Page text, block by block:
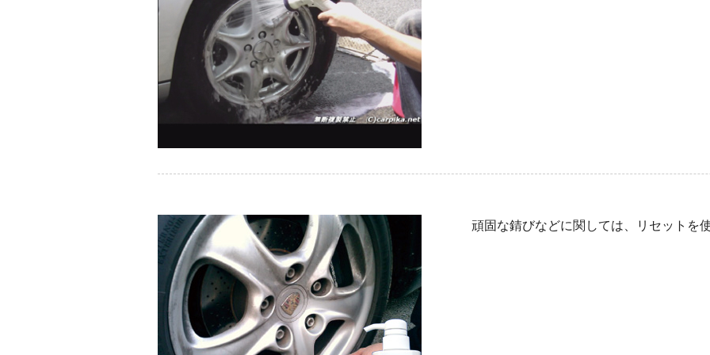
頑固な錆びなどに関しては、リセットを